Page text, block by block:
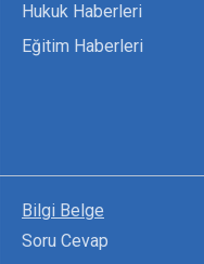
Hukuk Haberleri
Eğitim Haberleri
Bilgi Belge
Soru Cevap